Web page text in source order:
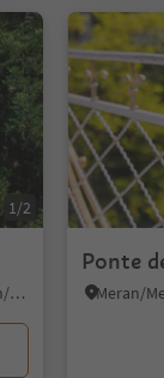
1/2
Lazfons/Latzfons, Klausen/Chiusa, Brixen/Bressanone and environs
Ponte
Meran/